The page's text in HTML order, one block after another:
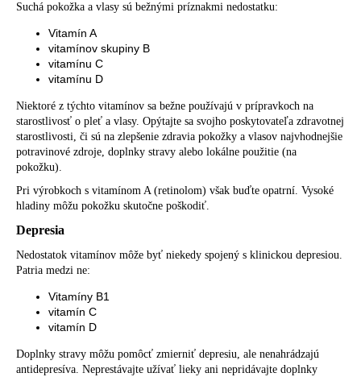
Suchá pokožka a vlasy sú bežnými príznakmi nedostatku:
Vitamín A
vitamínov skupiny B
vitamínu C
vitamínu D
Niektoré z týchto vitamínov sa bežne používajú v prípravkoch na
starostlivosť o pleť a vlasy. Opýtajte sa svojho poskytovateľa zdravotnej
starostlivosti, či sú na zlepšenie zdravia pokožky a vlasov najvhodnejšie
potravinové zdroje, doplnky stravy alebo lokálne použitie (na
pokožku).
Pri výrobkoch s vitamínom A (retinolom) však buďte opatrní. Vysoké
hladiny môžu pokožku skutočne poškodiť.
Depresia
Nedostatok vitamínov môže byť niekedy spojený s klinickou depresiou.
Patria medzi ne:
Vitamíny B1
vitamín C
vitamín D
Doplnky stravy môžu pomôcť zmierniť depresiu, ale nenahrádzajú
antidepresíva. Neprestávajte užívať lieky ani nepridávajte doplnky